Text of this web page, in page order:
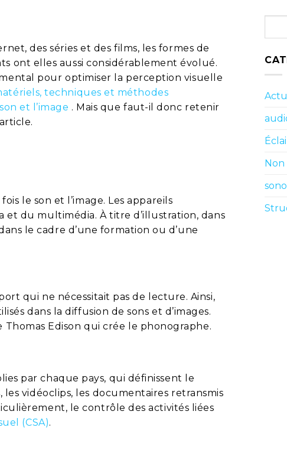
des séries et des films, les formes de
ont elles aussi considérablement évolué.
pour optimiser la perception visuelle
techniques et méthodes
et l’image . Mais que faut-il donc retenir
le son et l’image. Les appareils
et du multimédia. À titre d’illustration, dans
le cadre d’une formation ou d’une
qui ne nécessitait pas de lecture. Ainsi,
dans la diffusion de sons et d’images.
Edison qui crée le phonographe.
par chaque pays, qui définissent le
les vidéoclips, les documentaires retransmis
le contrôle des activités liées
(CSA).
Non